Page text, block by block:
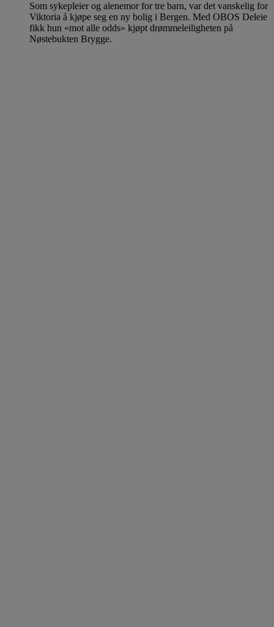
Som sykepleier og alenemor for tre barn, var det vanskelig for
Viktoria å kjøpe seg en ny bolig i Bergen. Med OBOS Deleie
fikk hun «mot alle odds» kjøpt drømmeleiligheten på
Nøstebukten Brygge.